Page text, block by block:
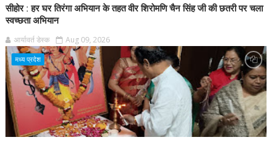
सीहोर : हर घर तिरंगा अभियान के तहत वीर शिरोमणि चैन सिंह जी की छतरी पर चला
स्वच्छता अभियान
आर्यावर्त डेस्क Aug 09, 2026
मध्य प्रदेश